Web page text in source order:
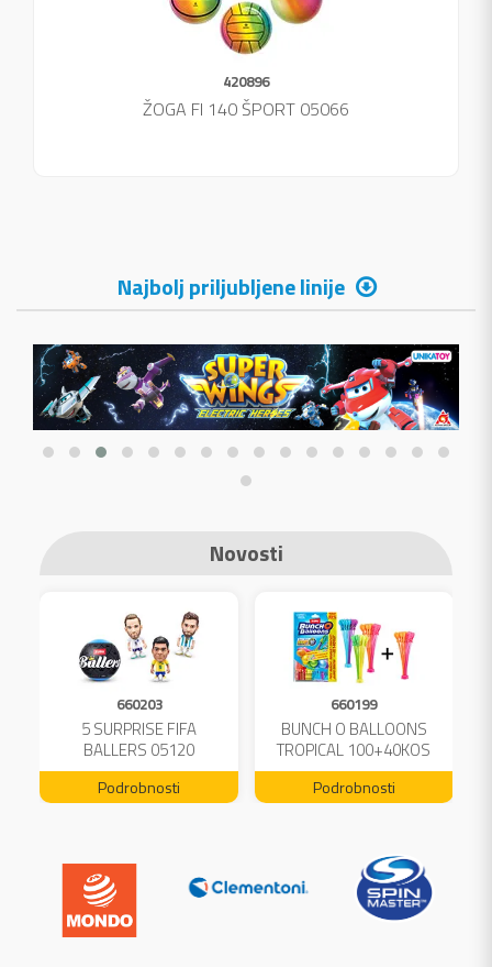
420896
ŽOGA FI 140 ŠPORT 05066
Najbolj priljubljene linije
Novosti
660203
5 SURPRISE FIFA
BALLERS 05120
Podrobnosti
660199
BUNCH O BALLOONS
TROPICAL 100+40KOS
FREE 04199
Podrobnosti